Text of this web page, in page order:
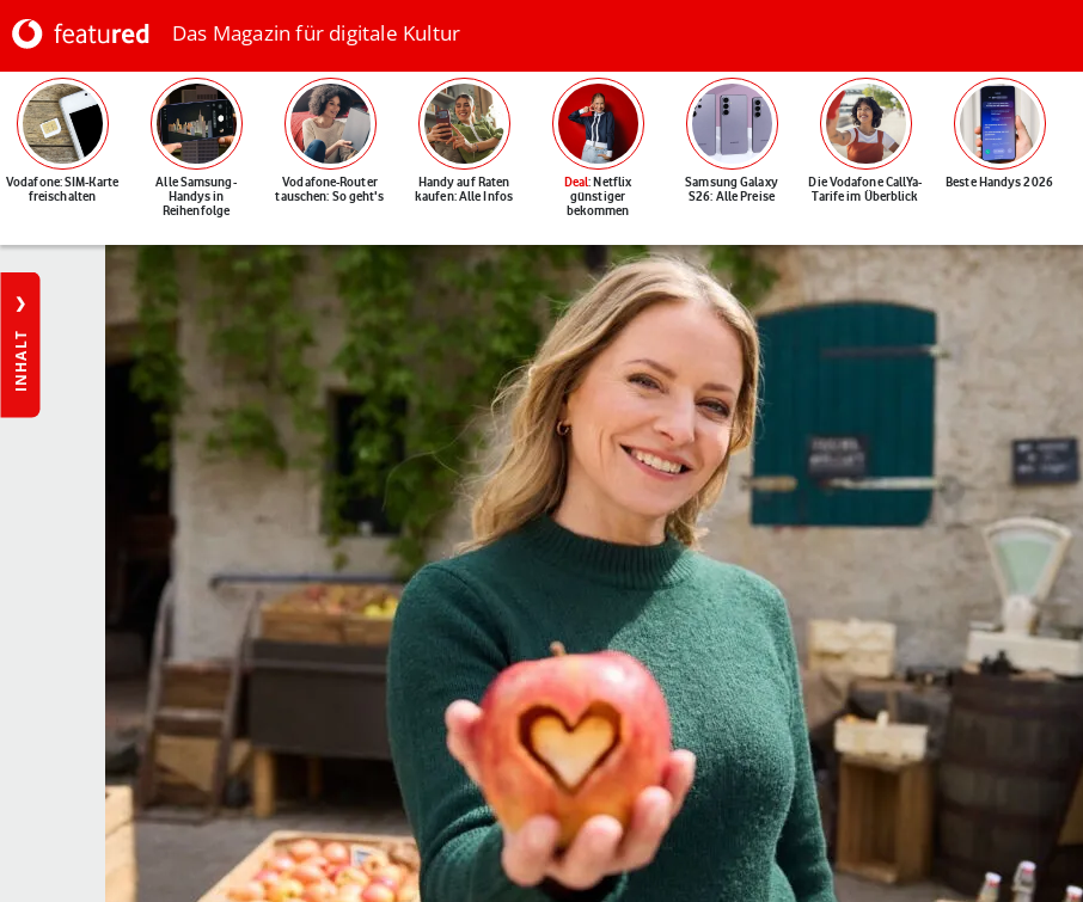
Das Magazin für digitale Kultur
Vodafone: SIM-Karte
freischalten
Alle Samsung-
Handys in
Reihenfolge
Vodafone-Router
tauschen: So geht's
Handy auf Raten
kaufen: Alle Infos
Deal: Netflix
günstiger
bekommen
Samsung Galaxy
S26: Alle Preise
Die Vodafone CallYa-
Tarife im Überblick
Beste Handys 2026
INHALT